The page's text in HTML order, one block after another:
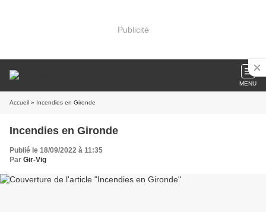
Publicité
MENU
Accueil » Incendies en Gironde
Incendies en Gironde
Publié le 18/09/2022 à 11:35
Par Gir-Vig